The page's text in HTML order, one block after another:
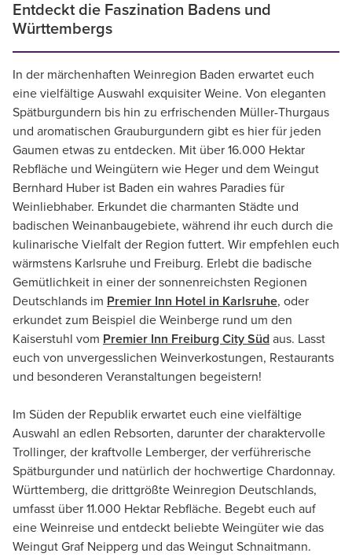
Entdeckt die Faszination Badens und
Württembergs
In der märchenhaften Weinregion Baden erwartet euch
eine vielfältige Auswahl exquisiter Weine. Von eleganten
Spätburgundern bis hin zu erfrischenden Müller-Thurgaus
und aromatischen Grauburgundern gibt es hier für jeden
Gaumen etwas zu entdecken. Mit über 16.000 Hektar
Rebfläche und Weingütern wie Heger und dem Weingut
Bernhard Huber ist Baden ein wahres Paradies für
Weinliebhaber. Erkundet die charmanten Städte und
badischen Weinanbaugebiete, während ihr euch durch die
kulinarische Vielfalt der Region futtert. Wir empfehlen euch
wärmstens Karlsruhe und Freiburg. Erlebt die badische
Gemütlichkeit in einer der sonnenreichsten Regionen
Deutschlands im Premier Inn Hotel in Karlsruhe, oder
erkundet zum Beispiel die Weinberge rund um den
Kaiserstuhl vom Premier Inn Freiburg City Süd aus. Lasst
euch von unvergesslichen Weinverkostungen, Restaurants
und besonderen Veranstaltungen begeistern!
Im Süden der Republik erwartet euch eine vielfältige
Auswahl an edlen Rebsorten, darunter der charaktervolle
Trollinger, der kraftvolle Lemberger, der verführerische
Spätburgunder und natürlich der hochwertige Chardonnay.
Württemberg, die drittgrößte Weinregion Deutschlands,
umfasst über 11.000 Hektar Rebfläche. Begebt euch auf
eine Weinreise und entdeckt beliebte Weingüter wie das
Weingut Graf Neipperg und das Weingut Schnaitmann.